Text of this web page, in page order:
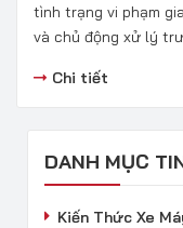
tình trạng vi phạm
và chủ động xử lý
Chi tiết
DANH MỤC
Kiến Thức Xe